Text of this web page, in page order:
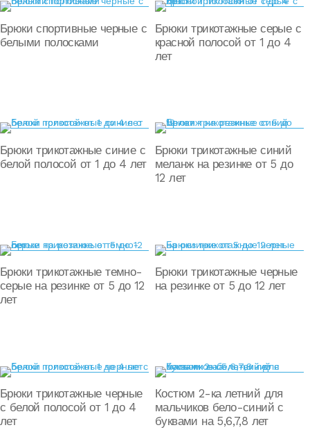
Брюки спортивные черные с
белыми полосками
Брюки трикотажные серые с
красной полосой от 1 до 4
лет
Брюки трикотажные синие с
белой полосой от 1 до 4 лет
Брюки трикотажные синий
меланж на резинке от 5 до
12 лет
Брюки трикотажные темно-
серые на резинке от 5 до 12
лет
Брюки трикотажные черные
на резинке от 5 до 12 лет
Брюки трикотажные черные
с белой полосой от 1 до 4
лет
Костюм 2-ка летний для
мальчиков бело-синий с
буквами на 5,6,7,8 лет